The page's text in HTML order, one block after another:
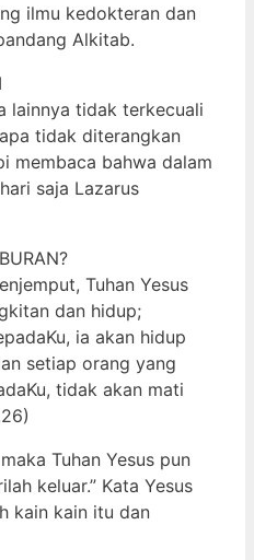
ilmu kedokteran dan
Alkitab.
lainnya tidak terkecuali
tidak diterangkan
membaca bahwa dalam
saja Lazarus
Tuhan Yesus
dan hidup;
ia akan hidup
setiap orang yang
tidak akan mati
Tuhan Yesus pun
keluar.” Kata Yesus
kain kain itu dan